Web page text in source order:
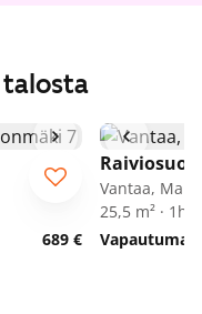
689 €
Vantaa,
25,5 m² ·